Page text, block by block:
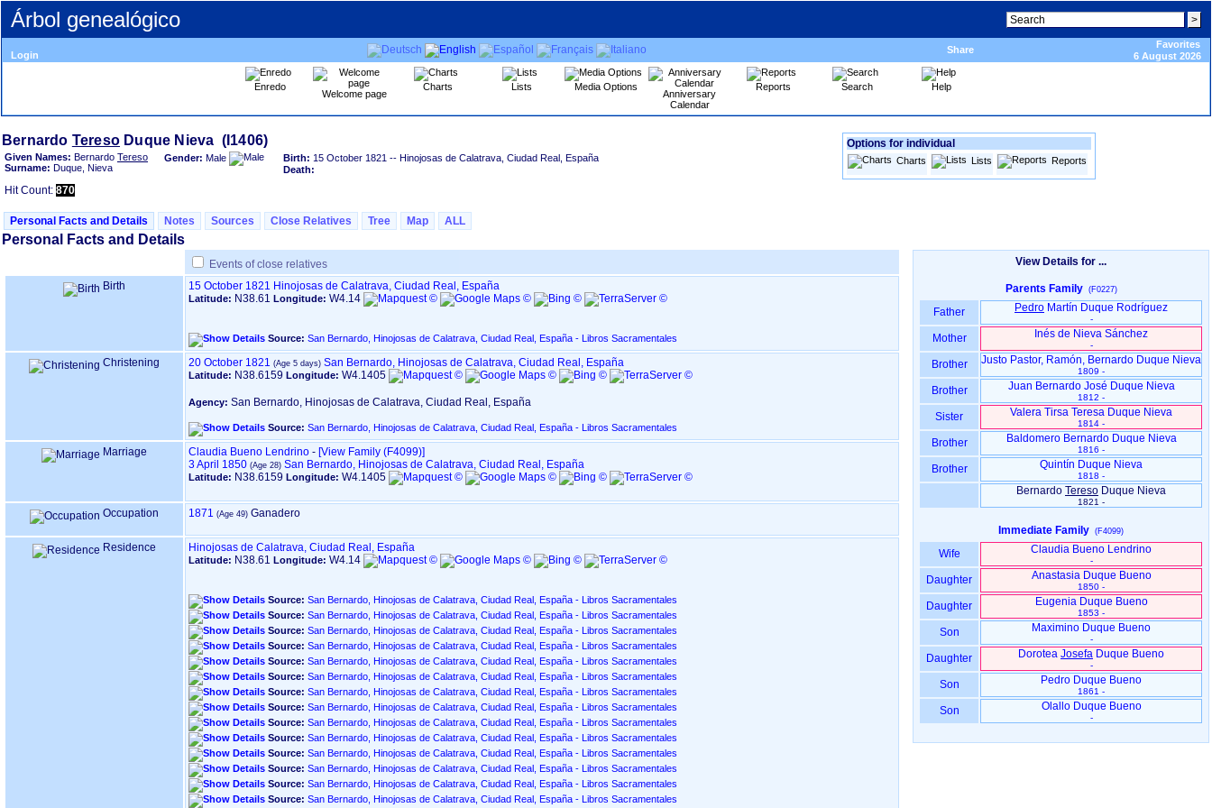
Árbol genealógico
Login Share
Favorites
6 August 2026
Enredo
Welcome page
Charts Lists Media Options
Anniversary
Calendar
Reports Search Help
Bernardo Tereso
Given Names: Bernardo Tereso
Surname: Duque, Nieva
Gender: Male Birth: 15 October 1821 -- Hinojosas de Calatrava, Ciudad Real, España
Death:
Hit Count: 870
Options for individual
Charts Lists Reports
Personal Facts and Details Notes Sources Close Relatives Tree Map ALL
Personal Facts and Details
Events of close relatives
Birth
15 October 1821 Hinojosas de Calatrava, Ciudad Real, España
Latitude: N38.61 Longitude: W4.14
Source: San Bernardo, Hinojosas de Calatrava, Ciudad Real, España - Libros Sacramentales
Christening 20 October 1821 San Bernardo, Hinojosas de Calatrava, Ciudad Real, España
Latitude: N38.6159 Longitude: W4.1405
Agency: San Bernardo, Hinojosas de Calatrava, Ciudad Real, España
Source: San Bernardo, Hinojosas de Calatrava, Ciudad Real, España - Libros Sacramentales
Marriage Claudia Bueno Lendrino - ‎[View Family ‎(F4099)‎‎]
3 April 1850
San Bernardo, Hinojosas de Calatrava, Ciudad Real, España
Latitude: N38.6159 Longitude: W4.1405
Occupation 1871 Ganadero
Residence Hinojosas de Calatrava, Ciudad Real, España
Latitude: N38.61 Longitude: W4.14
Source: San Bernardo, Hinojosas de Calatrava, Ciudad Real, España - Libros Sacramentales
Source: San Bernardo, Hinojosas de Calatrava, Ciudad Real, España - Libros Sacramentales
Source: San Bernardo, Hinojosas de Calatrava, Ciudad Real, España - Libros Sacramentales
Source: San Bernardo, Hinojosas de Calatrava, Ciudad Real, España - Libros Sacramentales
Source: San Bernardo, Hinojosas de Calatrava, Ciudad Real, España - Libros Sacramentales
Source: San Bernardo, Hinojosas de Calatrava, Ciudad Real, España - Libros Sacramentales
Source: San Bernardo, Hinojosas de Calatrava, Ciudad Real, España - Libros Sacramentales
Source: San Bernardo, Hinojosas de Calatrava, Ciudad Real, España - Libros Sacramentales
Source: San Bernardo, Hinojosas de Calatrava, Ciudad Real, España - Libros Sacramentales
Source: San Bernardo, Hinojosas de Calatrava, Ciudad Real, España - Libros Sacramentales
Source: San Bernardo, Hinojosas de Calatrava, Ciudad Real, España - Libros Sacramentales
Source: San Bernardo, Hinojosas de Calatrava, Ciudad Real, España - Libros Sacramentales
Source: San Bernardo, Hinojosas de Calatrava, Ciudad Real, España - Libros Sacramentales
Source: San Bernardo, Hinojosas de Calatrava, Ciudad Real, España - Libros Sacramentales
View Details for ...
Parents Family (F0227)
Father Pedro Martín Duque Rodríguez
-
Mother Inés de Nieva Sánchez
-
Brother Justo Pastor, Ramón, Bernardo Duque Nieva
1809 -
Brother Juan Bernardo José Duque Nieva
1812 -
Sister Valera Tirsa Teresa Duque Nieva
1814 -
Brother Baldomero Bernardo Duque Nieva
1816 -
Brother Quintín Duque Nieva
1818 -
Bernardo Tereso Duque Nieva
1821 -
Immediate Family (F4099)
Wife Claudia Bueno Lendrino
-
Daughter Anastasia Duque Bueno
1850 -
Daughter Eugenia Duque Bueno
1853 -
Son Maximino Duque Bueno
-
Daughter Dorotea Josefa Duque Bueno
-
Son Pedro Duque Bueno
1861 -
Son Olallo Duque Bueno
-